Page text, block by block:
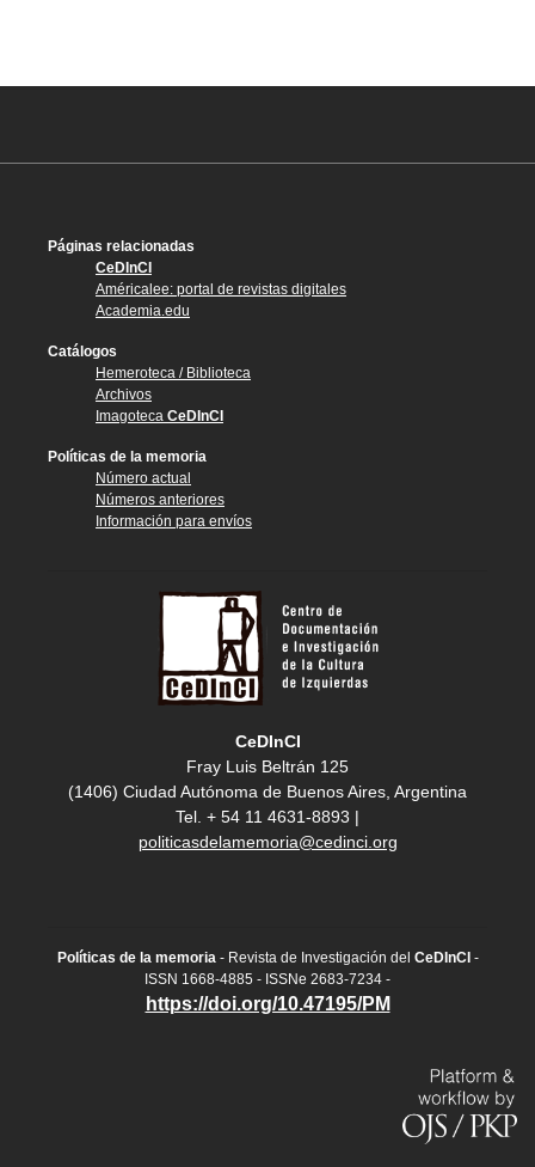
Páginas relacionadas
CeDInCI
Américalee: portal de revistas digitales
Academia.edu
Catálogos
Hemeroteca / Biblioteca
Archivos
Imagoteca CeDInCI
Políticas de la memoria
Número actual
Números anteriores
Información para envíos
CeDInCI
Fray Luis Beltrán 125
(1406) Ciudad Autónoma de Buenos Aires, Argentina
Tel. + 54 11 4631-8893 |
politicasdelamemoria@cedinci.org
Políticas de la memoria- Revista de Investigación del CeDInCI -
ISSN 1668-4885 - ISSNe 2683-7234 -
https://doi.org/10.47195/PM